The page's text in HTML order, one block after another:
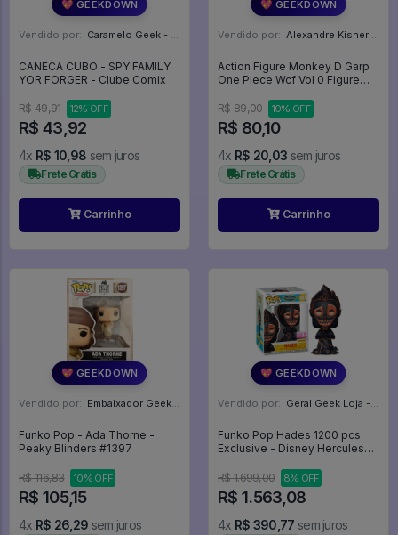
💖 GEEKDOWN
Vendido por: Caramelo Geek - DF
CANECA CUBO - SPY FAMILY
YOR FORGER - Clube Comix
R$ 49,91 12% OFF
R$ 43,92
4x R$ 10,98 sem juros
Frete Grátis
Carrinho
💖 GEEKDOWN
Vendido por: Alexandre Kisner - PR
Action Figure Monkey D Garp
One Piece Wcf Vol 0 Figure
R$ 89,00
10% OFF
R$ 80,10
4x R$ 20,03 sem juros
Frete Grátis
Carrinho
💖 GEEKDOWN
Vendido por: Embaixador Geek - SP
Funko Pop - Ada Thorne -
Peaky Blinders #1397
R$ 116,83 10% OFF
R$ 105,15
4x R$ 26,29 sem juros
💖 GEEKDOWN
Vendido por: Geral Geek Loja - SP
Funko Pop Hades 1200 pcs
Exclusive - Disney Hercules
R$ 1.699,00
8% OFF
R$ 1.563,08
4x R$ 390,77 sem juros